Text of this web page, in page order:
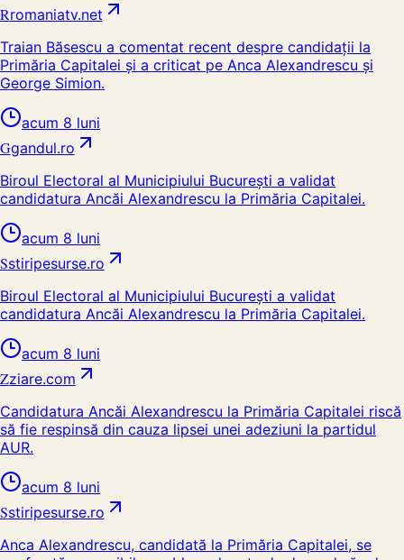
Rromaniatv.net
Traian Băsescu a comentat recent despre candidații la
Primăria Capitalei și a criticat pe Anca Alexandrescu și
George Simion.
acum 8 luni
Ggandul.ro
Biroul Electoral al Municipiului București a validat
candidatura Ancăi Alexandrescu la Primăria Capitalei.
acum 8 luni
Sstiripesurse.ro
Biroul Electoral al Municipiului București a validat
candidatura Ancăi Alexandrescu la Primăria Capitalei.
acum 8 luni
Zziare.com
Candidatura Ancăi Alexandrescu la Primăria Capitalei riscă
să fie respinsă din cauza lipsei unei adeziuni la partidul
AUR.
acum 8 luni
Sstiripesurse.ro
Anca Alexandrescu, candidată la Primăria Capitalei, se